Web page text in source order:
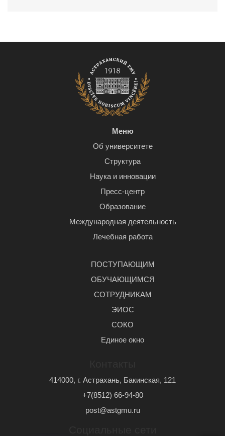
Меню
Об университете
Структура
Наука и инновации
Пресс-центр
Образование
Международная деятельность
Лечебная работа
ПОСТУПАЮЩИМ
ОБУЧАЮЩИМСЯ
СОТРУДНИКАМ
ЭИОС
СОКО
Единое окно
414000, г. Астрахань, Бакинская, 121
+7(8512) 66-94-80
post@astgmu.ru